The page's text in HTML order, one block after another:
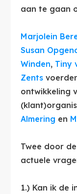
aan te gaan
Marjolein
Susan
Winden, Tiny
Zents
ontwikkeling
Almering en
Twee door
actuele
1.) Kan ik de